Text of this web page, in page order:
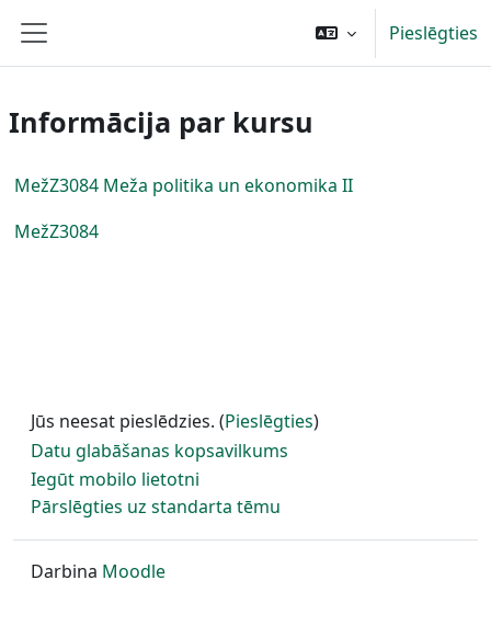
Sānu panelis
Pieslēgties
Informācija par kursu
MežZ3084 Meža politika un ekonomika II
MežZ3084
Jūs neesat pieslēdzies. (Pieslēgties)
Datu glabāšanas kopsavilkums
Iegūt mobilo lietotni
Pārslēgties uz standarta tēmu
Darbina Moodle